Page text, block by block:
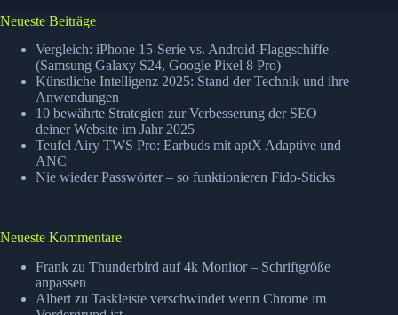
Neueste Beiträge
Vergleich: iPhone 15-Serie vs. Android-Flaggschiffe
(Samsung Galaxy S24, Google Pixel 8 Pro)
Künstliche Intelligenz 2025: Stand der Technik und ihre
Anwendungen
10 bewährte Strategien zur Verbesserung der SEO
deiner Website im Jahr 2025
Teufel Airy TWS Pro: Earbuds mit aptX Adaptive und
ANC
Nie wieder Passwörter – so funktionieren Fido-Sticks
Neueste Kommentare
Frank zu Thunderbird auf 4k Monitor – Schriftgröße
anpassen
Albert zu Taskleiste verschwindet wenn Chrome im